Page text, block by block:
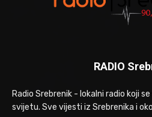
RADIO
Radio Srebrenik - lokalni radio koji
svijetu. Sve vijesti iz Srebrenika i